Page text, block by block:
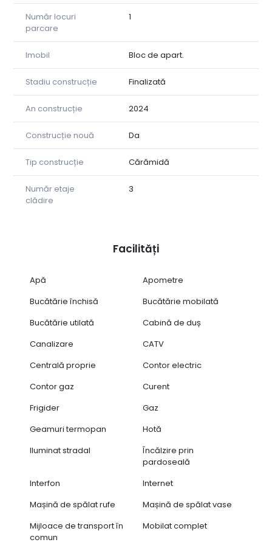
Număr locuri
parcare
1
Imobil Bloc de apart.
Stadiu construcție Finalizată
An construcție 2024
Construcție nouă Da
Tip construcție Cărămidă
Număr etaje
clădire
3
Facilități
Apă
Apometre
Bucătărie închisă
Bucătărie mobilată
Bucătărie utilată
Cabină de duș
Canalizare
CATV
Centrală proprie
Contor electric
Contor gaz
Curent
Frigider
Gaz
Geamuri termopan
Hotă
Iluminat stradal
Încălzire prin
pardoseală
Interfon
Internet
Mașină de spălat rufe
Mașină de spălat vase
Mijloace de transport în
comun
Mobilat complet